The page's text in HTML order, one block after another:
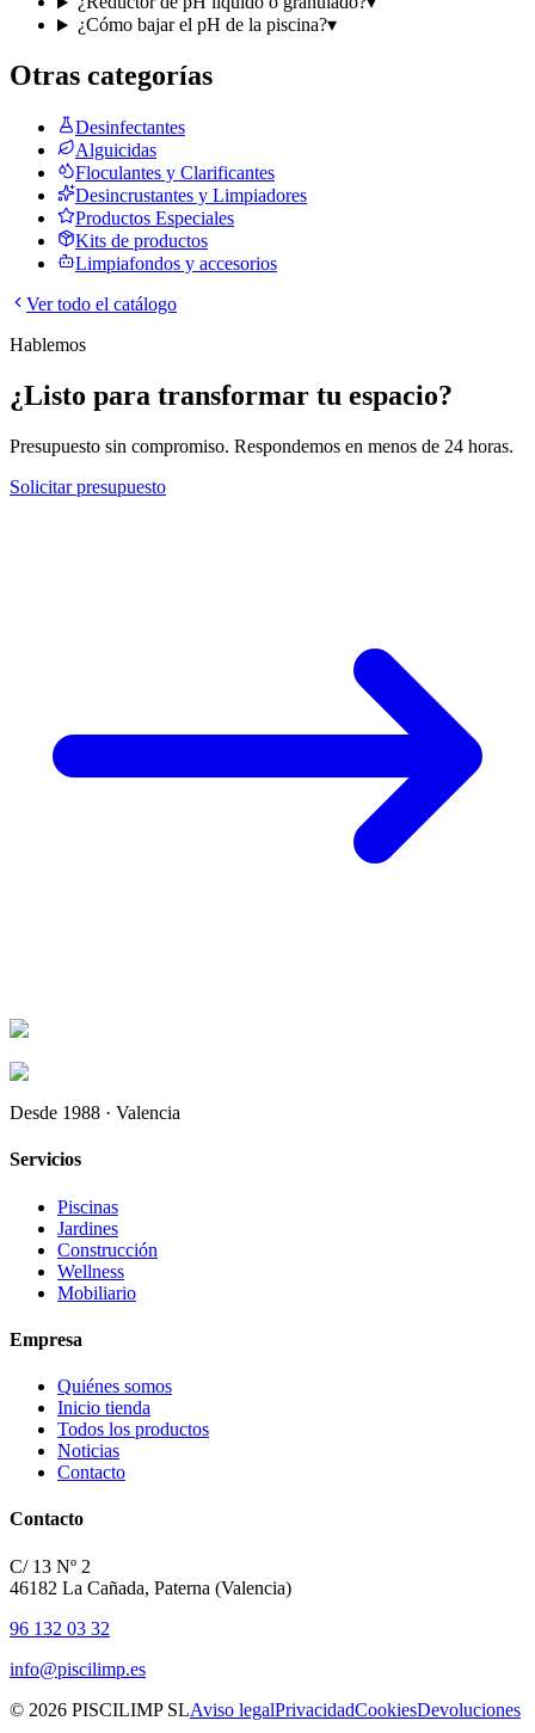
¿Cómo bajar el pH de la piscina?▾
Otras categorías
Desinfectantes
Alguicidas
Floculantes y Clarificantes
Desincrustantes y Limpiadores
Productos Especiales
Kits de productos
Limpiafondos y accesorios
Ver todo el catálogo
Hablemos
¿Listo para transformar tu espacio?
Presupuesto sin compromiso. Respondemos en menos de 24 horas.
Solicitar presupuesto
Desde 1988 · Valencia
Servicios
Piscinas
Jardines
Construcción
Wellness
Mobiliario
Empresa
Quiénes somos
Inicio tienda
Todos los productos
Noticias
Contacto
Contacto
C/ 13 Nº 2
46182 La Cañada, Paterna (Valencia)
96 132 03 32
info@piscilimp.es
© 2026 PISCILIMP SLAviso legalPrivacidadCookiesDevoluciones